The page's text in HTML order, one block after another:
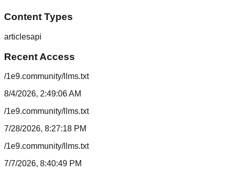
Content Types
articlesapi
Recent Access
/1e9.community/llms.txt
8/4/2026, 2:49:06 AM
/1e9.community/llms.txt
7/28/2026, 8:27:18 PM
/1e9.community/llms.txt
7/7/2026, 8:40:49 PM